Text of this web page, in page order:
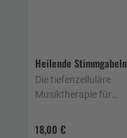
Heilende Stimmgabeln
18,00 €
Die tiefenzelluläre
Musiktherapie für
therapeutische Praxis